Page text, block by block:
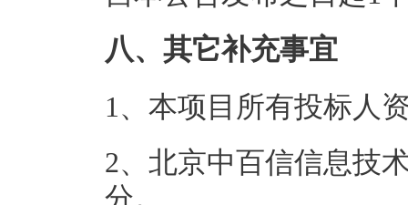
八、其它补充事宜
1、本项目所有投标人
2、北京中百信信息技
分。